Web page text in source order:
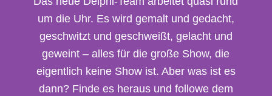
um die Uhr. Es wird gemalt und gedacht,
geschwitzt und geschweißt, gelacht und
geweint – alles für die große Show, die
eigentlich keine Show ist. Aber was ist es
dann? Finde es heraus und followe dem